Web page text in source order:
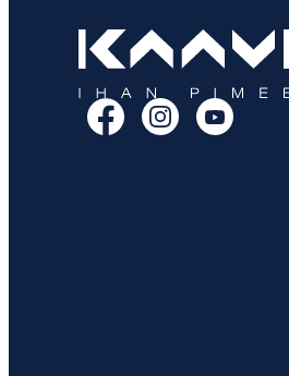
FacebookInstagram